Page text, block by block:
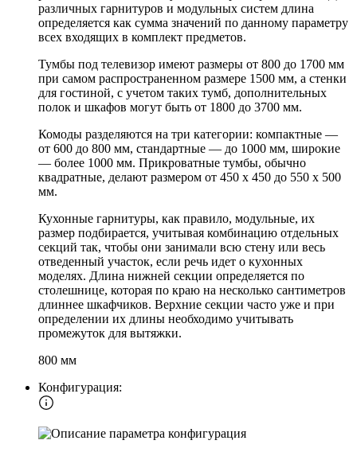
различных гарнитуров и модульных систем длина
определяется как сумма значений по данному параметру
всех входящих в комплект предметов.
Тумбы под телевизор имеют размеры от 800 до 1700 мм
при самом распространенном размере 1500 мм, а стенки
для гостиной, с учетом таких тумб, дополнительных
полок и шкафов могут быть от 1800 до 3700 мм.
Комоды разделяются на три категории: компактные —
от 600 до 800 мм, стандартные — до 1000 мм, широкие
— более 1000 мм. Прикроватные тумбы, обычно
квадратные, делают размером от 450 х 450 до 550 х 500
мм.
Кухонные гарнитуры, как правило, модульные, их
размер подбирается, учитывая комбинацию отдельных
секций так, чтобы они занимали всю стену или весь
отведенный участок, если речь идет о кухонных
моделях. Длина нижней секции определяется по
столешнице, которая по краю на несколько сантиметров
длиннее шкафчиков. Верхние секции часто уже и при
определении их длины необходимо учитывать
промежуток для вытяжки.
800 мм
Конфигурация: